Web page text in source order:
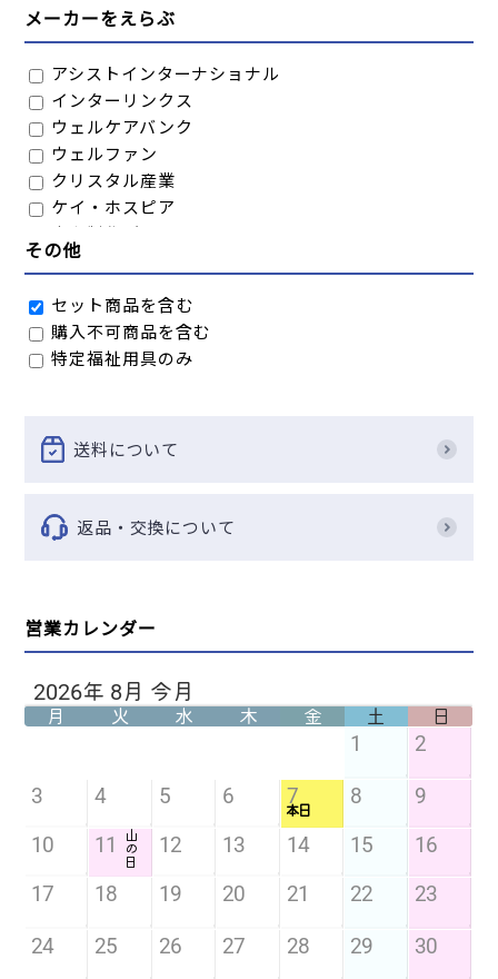
メーカーをえらぶ
アシストインターナショナル
インターリンクス
ウェルケアバンク
ウェルファン
クリスタル産業
ケイ・ホスピア
幸和製作所
シナノ
竹虎
田辺プレス
日進医療器
マキテック
その他
セット商品を含む
購入不可商品を含む
特定福祉用具のみ
送料について
返品・交換について
営業カレンダー